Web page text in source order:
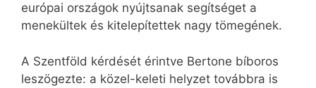
európai országok nyújtsanak segítséget a
menekültek és kitelepítettek nagy tömegének.
A Szentföld kérdését érintve Bertone bíboros
leszögezte: a közel-keleti helyzet továbbra is